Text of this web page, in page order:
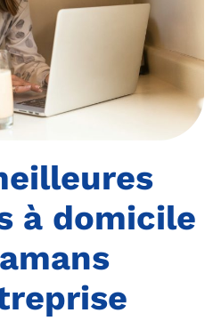
à domicile